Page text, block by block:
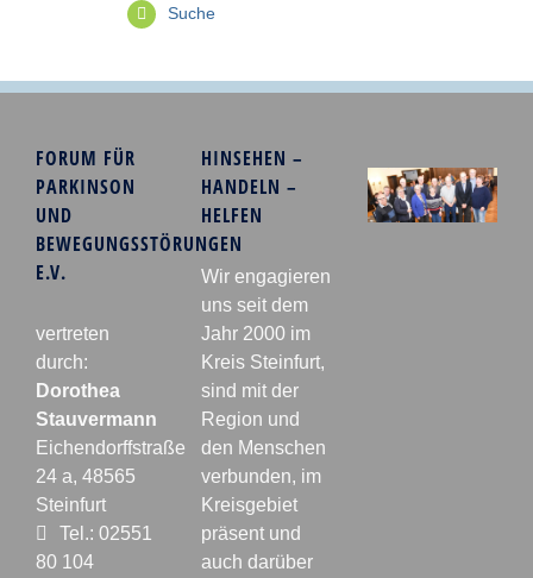
Suche
FORUM FÜR
PARKINSON
UND
BEWEGUNGSSTÖRUNGEN
E.V.
vertreten
durch:
Dorothea
Stauvermann
Eichendorffstraße
24 a, 48565
Steinfurt
Tel.: 02551
80 104
HINSEHEN –
HANDELN –
HELFEN
Wir engagieren
uns seit dem
Jahr 2000 im
Kreis Steinfurt,
sind mit der
Region und
den Menschen
verbunden, im
Kreisgebiet
präsent und
auch darüber